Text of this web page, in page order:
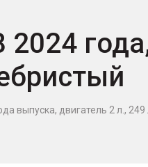
2024
выпуска, двигатель 2 л.,